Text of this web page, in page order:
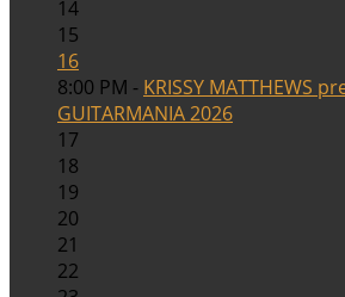
14
15
16
8:00 PM - KRISSY MATTHEWS
GUITARMANIA 2026
17
18
19
20
21
22